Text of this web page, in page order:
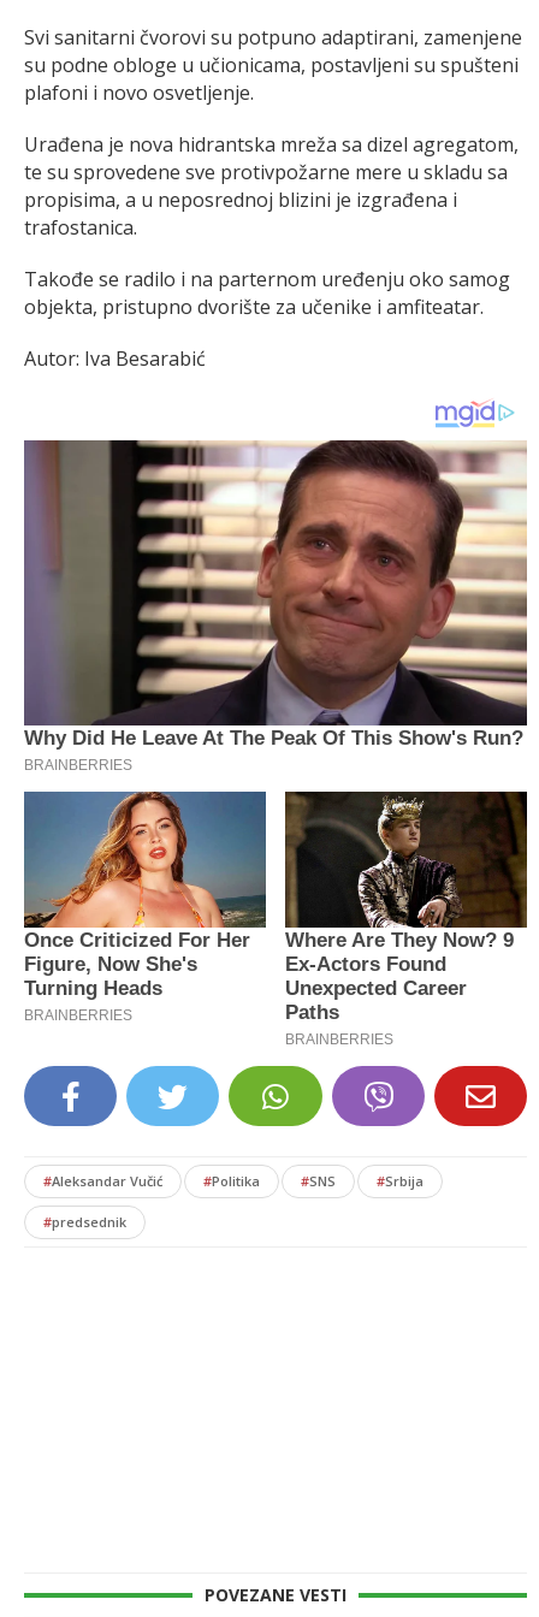
Svi sanitarni čvorovi su potpuno adaptirani, zamenjene
su podne obloge u učionicama, postavljeni su spušteni
plafoni i novo osvetljenje.
Urađena je nova hidrantska mreža sa dizel agregatom,
te su sprovedene sve protivpožarne mere u skladu sa
propisima, a u neposrednoj blizini je izgrađena i
trafostanica.
Takođe se radilo i na parternom uređenju oko samog
objekta, pristupno dvorište za učenike i amfiteatar.
Autor: Iva Besarabić
#Aleksandar Vučić #Politika #SNS #Srbija
#predsednik
POVEZANE VESTI